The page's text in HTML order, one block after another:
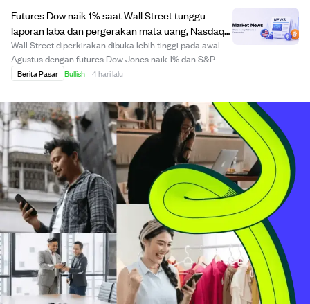
Futures Dow naik 1% saat Wall Street tunggu
laporan laba dan pergerakan mata uang, Nasdaq
datar usai rebound teknologi
Wall Street diperkirakan dibuka lebih tinggi pada awal
Agustus dengan futures Dow Jones naik 1% dan S&P
500 naik 0,5%, sementara futures Nasdaq tetap datar
lalu, saham teknologi mengalami tekanan, ...
Berita Pasar Bullish · 4 hari lalu